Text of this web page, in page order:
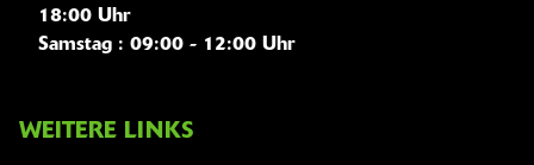
18:00 Uhr
Samstag : 09:00 - 12:00 Uhr
WEITERE LINKS